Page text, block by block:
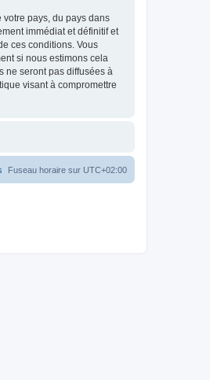
pays, du pays dans
immédiat et définitif et
ces conditions. Vous
si nous estimons cela
ne seront pas diffusées à
visant à compromettre
Fuseau horaire sur UTC+02:00